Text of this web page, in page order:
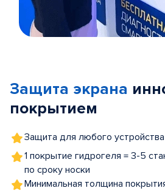
5
Защита экрана
покрытием
Защита для любого
1 покрытие гидрогеля = 3-5
по сроку носки
Минимальная толщина